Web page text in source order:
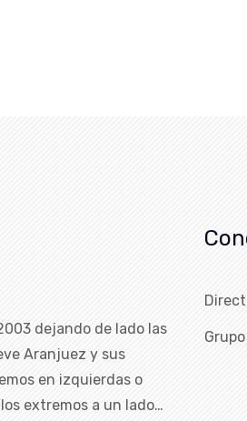
dejando de lado las
Aranjuez y sus
en izquierdas o
extremos a un lado…